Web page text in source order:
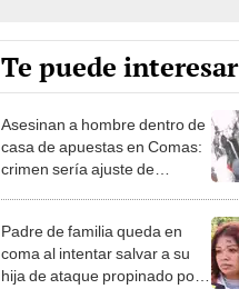
Te puede interesar
Asesinan a hombre dentro de
casa de apuestas en Comas:
crimen sería ajuste de
Padre de familia queda en
coma al intentar salvar a su
hija de ataque propinado por